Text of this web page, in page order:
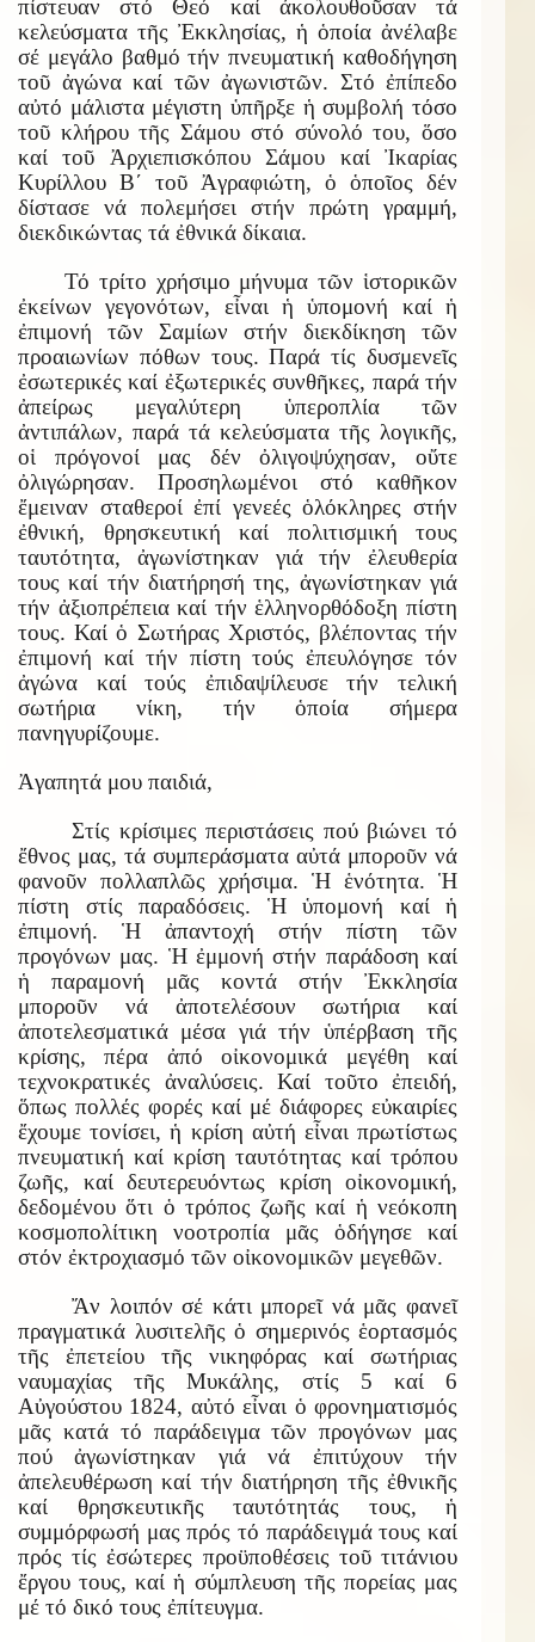
πίστευαν στό Θεό καί ἀκολουθοῦσαν τά
κελεύσματα τῆς Ἐκκλησίας, ἡ ὁποία ἀνέλαβε
σέ μεγάλο βαθμό τήν πνευματική καθοδήγηση
τοῦ ἀγώνα καί τῶν ἀγωνιστῶν. Στό ἐπίπεδο
αὐτό μάλιστα μέγιστη ὑπῆρξε ἡ συμβολή τόσο
τοῦ κλήρου τῆς Σάμου στό σύνολό του, ὅσο
καί τοῦ Ἀρχιεπισκόπου Σάμου καί Ἰκαρίας
Κυρίλλου Β΄ τοῦ Ἀγραφιώτη, ὁ ὁποῖος δέν
δίστασε νά πολεμήσει στήν πρώτη γραμμή,
διεκδικώντας τά ἐθνικά δίκαια.
Τό τρίτο χρήσιμο μήνυμα τῶν ἱστορικῶν
ἐκείνων γεγονότων, εἶναι ἡ ὑπομονή καί ἡ
ἐπιμονή τῶν Σαμίων στήν διεκδίκηση τῶν
προαιωνίων πόθων τους. Παρά τίς δυσμενεῖς
ἐσωτερικές καί ἐξωτερικές συνθῆκες, παρά τήν
ἀπείρως μεγαλύτερη ὑπεροπλία τῶν
ἀντιπάλων, παρά τά κελεύσματα τῆς λογικῆς,
οἱ πρόγονοί μας δέν ὀλιγοψύχησαν, οὔτε
ὀλιγώρησαν. Προσηλωμένοι στό καθῆκον
ἔμειναν σταθεροί ἐπί γενεές ὁλόκληρες στήν
ἐθνική, θρησκευτική καί πολιτισμική τους
ταυτότητα, ἀγωνίστηκαν γιά τήν ἐλευθερία
τους καί τήν διατήρησή της, ἀγωνίστηκαν γιά
τήν ἀξιοπρέπεια καί τήν ἑλληνορθόδοξη πίστη
τους. Καί ὁ Σωτήρας Χριστός, βλέποντας τήν
ἐπιμονή καί τήν πίστη τούς ἐπευλόγησε τόν
ἀγώνα καί τούς ἐπιδαψίλευσε τήν τελική
σωτήρια νίκη, τήν ὁποία σήμερα
πανηγυρίζουμε.
Ἀγαπητά μου παιδιά,
Στίς κρίσιμες περιστάσεις πού βιώνει τό
ἔθνος μας, τά συμπεράσματα αὐτά μποροῦν νά
φανοῦν πολλαπλῶς χρήσιμα. Ἡ ἑνότητα. Ἡ
πίστη στίς παραδόσεις. Ἡ ὑπομονή καί ἡ
ἐπιμονή. Ἡ ἀπαντοχή στήν πίστη τῶν
προγόνων μας. Ἡ ἐμμονή στήν παράδοση καί
ἡ παραμονή μᾶς κοντά στήν Ἐκκλησία
μποροῦν νά ἀποτελέσουν σωτήρια καί
ἀποτελεσματικά μέσα γιά τήν ὑπέρβαση τῆς
κρίσης, πέρα ἀπό οἰκονομικά μεγέθη καί
τεχνοκρατικές ἀναλύσεις. Καί τοῦτο ἐπειδή,
ὅπως πολλές φορές καί μέ διάφορες εὐκαιρίες
ἔχουμε τονίσει, ἡ κρίση αὐτή εἶναι πρωτίστως
πνευματική καί κρίση ταυτότητας καί τρόπου
ζωῆς, καί δευτερευόντως κρίση οἰκονομική,
δεδομένου ὅτι ὁ τρόπος ζωῆς καί ἡ νεόκοπη
κοσμοπολίτικη νοοτροπία μᾶς ὁδήγησε καί
στόν ἐκτροχιασμό τῶν οἰκονομικῶν μεγεθῶν.
Ἄν λοιπόν σέ κάτι μπορεῖ νά μᾶς φανεῖ
πραγματικά λυσιτελῆς ὁ σημερινός ἑορτασμός
τῆς ἐπετείου τῆς νικηφόρας καί σωτήριας
ναυμαχίας τῆς Μυκάλης, στίς 5 καί 6
Αὐγούστου 1824, αὐτό εἶναι ὁ φρονηματισμός
μᾶς κατά τό παράδειγμα τῶν προγόνων μας
πού ἀγωνίστηκαν γιά νά ἐπιτύχουν τήν
ἀπελευθέρωση καί τήν διατήρηση τῆς ἐθνικῆς
καί θρησκευτικῆς ταυτότητάς τους, ἡ
συμμόρφωσή μας πρός τό παράδειγμά τους καί
πρός τίς ἐσώτερες προϋποθέσεις τοῦ τιτάνιου
ἔργου τους, καί ἡ σύμπλευση τῆς πορείας μας
μέ τό δικό τους ἐπίτευγμα.